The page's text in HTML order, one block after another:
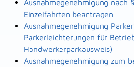
Ausnahmegenehmigung nach
Einzelfahrten beantragen
Ausnahmegenehmigung
Parkerleichterungen für
Handwerkerparkausweis)
Ausnahmegenehmigung zum